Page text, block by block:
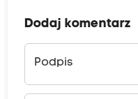
Dodaj komentarz
Podpis